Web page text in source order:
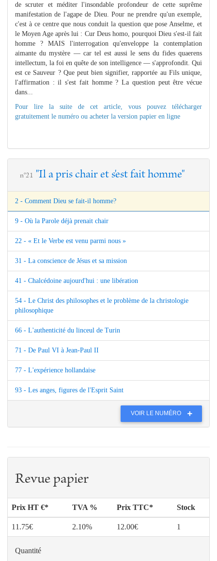
de scruter et méditer l'insondable profondeur de cette suprême
manifestation de l'agape de Dieu. Pour ne prendre qu'un exemple,
c'est à ce centre que nous conduit la question que pose Anselme, et
le Moyen Age après lui : Cur Deus homo, pourquoi Dieu s'est-il fait
homme ? MAIS l'interrogation qu'enveloppe la contemplation
aimante du mystère — car tel est aussi le sens du fides quaerens
intellectum, la foi en quête de son intelligence — s'approfondit. Qui
est ce Sauveur ? Que peut bien signifier, rapportée au Fils unique,
l'affirmation : il s'est fait homme ? La question peut être vécue
dans...
Pour lire la suite de cet article, vous pouvez télécharger
gratuitement le numéro ou acheter la version papier en ligne
n°21 "Il a pris chair et s'est fait homme"
2 - Comment Dieu se fait-il homme?
9 - Où la Parole déjà prenait chair
22 - « Et le Verbe est venu parmi nous »
31 - La conscience de Jésus et sa mission
41 - Chalcédoine aujourd'hui : une libération
54 - Le Christ des philosophes et le problème de la christologie
philosophique
66 - L'authenticité du linceul de Turin
71 - De Paul VI à Jean-Paul II
77 - L'expérience hollandaise
93 - Les anges, figures de l'Esprit Saint
VOIR LE NUMÉRO
Revue papier
Prix HT €* TVA % Prix TTC* Stock
11.75€ 2.10% 12.00€ 1
Quantité